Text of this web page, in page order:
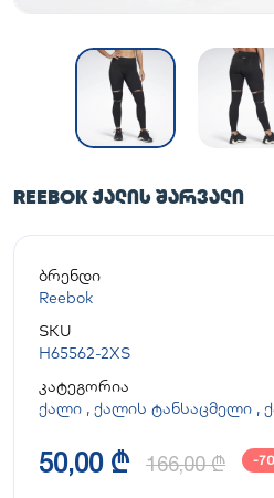
REEBOK ᲥᲐᲚᲘᲡ ᲨᲐᲠᲕᲐᲚᲘ
ბრენდი
Reebok
SKU
H65562-2XS
კატეგორია
ქალი , ქალის ტანსაცმელი ,
50,00 ₾ 166,00 ₾ -